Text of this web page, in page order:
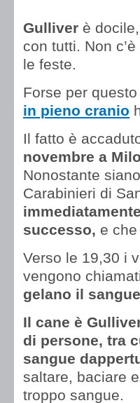
Gulliver è
con tutti. Non
le feste.
Forse per
in pieno cranio
Il fatto è
novembre a
Nonostante
Carabinieri di
successo, e
Verso le 19,30 i
vengono
gelano il
Il cane è
di persone, tra
sangue
saltare, baciare
troppo sangue.